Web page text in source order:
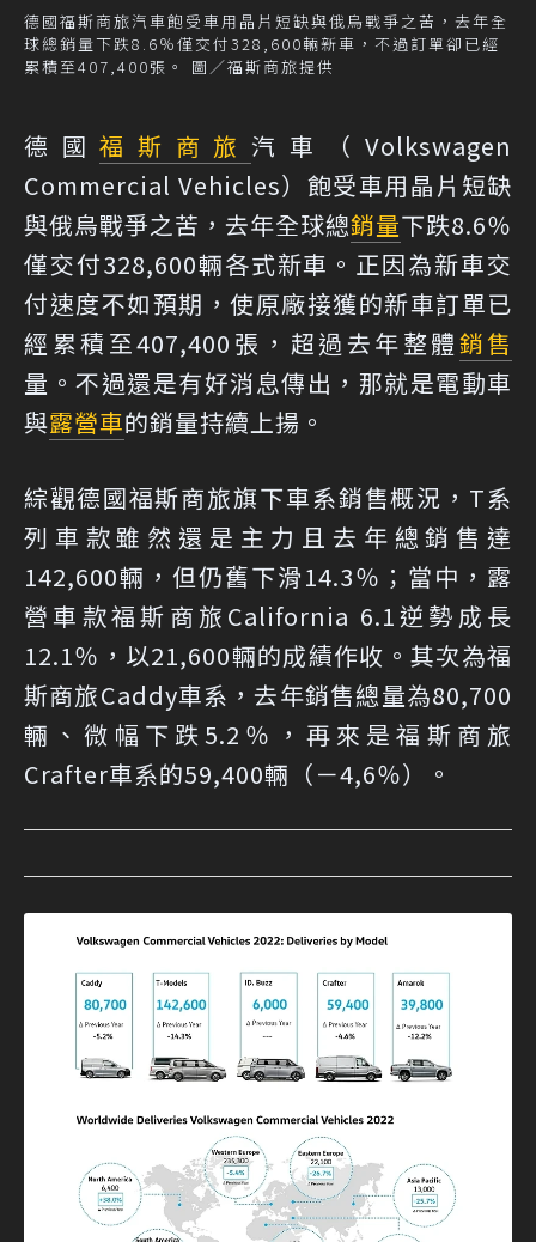
德國福斯商旅汽車飽受車用晶片短缺與俄烏戰爭之苦，去年全
球總銷量下跌8.6％僅交付328,600輛新車，不過訂單卻已經
累積至407,400張。 圖／福斯商旅提供
德國福斯商旅 汽車（Volkswagen
Commercial Vehicles）飽受車用晶片短缺
與俄烏戰爭之苦，去年全球總銷量下跌8.6％
僅交付328,600輛各式新車。正因為新車交
付速度不如預期，使原廠接獲的新車訂單已
經累積至407,400張，超過去年整體銷售
量。不過還是有好消息傳出，那就是電動車
與露營車的銷量持續上揚。
綜觀德國福斯商旅旗下車系銷售概況，T系
列車款雖然還是主力且去年總銷售達
142,600輛，但仍舊下滑14.3％；當中，露
營車款福斯商旅California 6.1逆勢成長
12.1％，以21,600輛的成績作收。其次為福
斯商旅Caddy車系，去年銷售總量為80,700
輛、微幅下跌5.2％，再來是福斯商旅
Crafter車系的59,400輛（－4,6％）。